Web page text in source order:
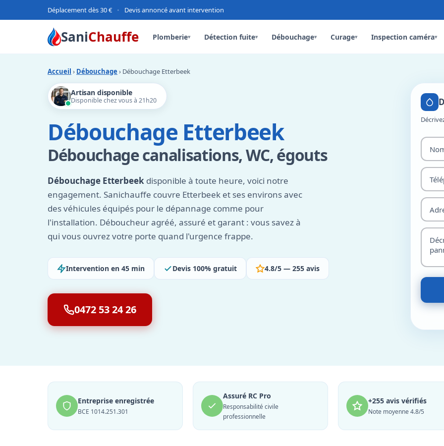
Déplacement dès 30 € • Devis annoncé avant intervention
SaniChauffe Plomberie▾ Détection fuite▾ Débouchage▾ Curage▾ Inspection caméra▾
Accueil › Débouchage › Débouchage Etterbeek
Artisan disponible
Disponible chez vous à 21h20
Débouchage Etterbeek
Débouchage canalisations, WC, égouts
Débouchage Etterbeek disponible à toute heure, voici notre
engagement. Sanichauffe couvre Etterbeek et ses environs avec
des véhicules équipés pour le dépannage comme pour
l'installation. Déboucheur agréé, assuré et garant : vous savez à
qui vous ouvrez votre porte quand l'urgence frappe.
Intervention en 45 min Devis 100% gratuit 4.8/5 — 255 avis
0472 53 24 26
Entreprise enregistrée
BCE 1014.251.301
Assuré RC Pro
Responsabilité civile
professionnelle
+255 avis vérifiés
Note moyenne 4.8/5